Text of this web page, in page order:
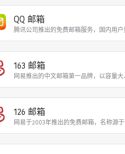
QQ 邮箱
腾讯公司推出的免费邮箱服务，国内用
163 邮箱
网易推出的中文邮箱第一品牌，以容量
126 邮箱
网易于2003年推出的免费邮箱，名称源